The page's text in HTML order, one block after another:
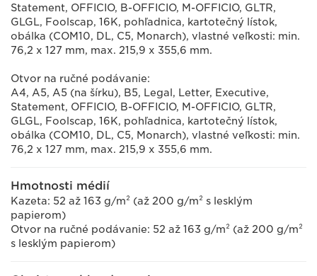
Statement, OFFICIO, B-OFFICIO, M-OFFICIO, GLTR,
GLGL, Foolscap, 16K, pohľadnica, kartotečný lístok,
obálka (COM10, DL, C5, Monarch), vlastné veľkosti: min.
76,2 x 127 mm, max. 215,9 x 355,6 mm.
Otvor na ručné podávanie:
A4, A5, A5 (na šírku), B5, Legal, Letter, Executive,
Statement, OFFICIO, B-OFFICIO, M-OFFICIO, GLTR,
GLGL, Foolscap, 16K, pohľadnica, kartotečný lístok,
obálka (COM10, DL, C5, Monarch), vlastné veľkosti: min.
76,2 x 127 mm, max. 215,9 x 355,6 mm.
Hmotnosti médií
Kazeta: 52 až 163 g/m² (až 200 g/m² s lesklým
papierom)
Otvor na ručné podávanie: 52 až 163 g/m² (až 200 g/m²
s lesklým papierom)